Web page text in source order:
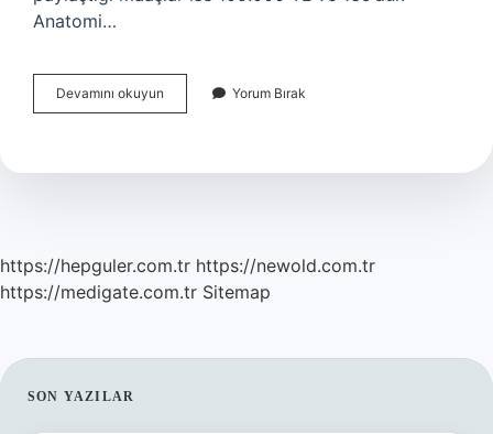
Anatomi…
Devamını okuyun Anatomi
Uzmanı
Kazanır
Yorum Bırak
https://hepguler.com.tr https://newold.com.tr
https://medigate.com.tr Sitemap
SIDEBAR
SON YAZILAR